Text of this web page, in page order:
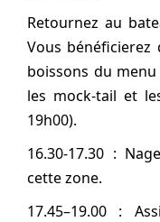
Retournez au
Vous bénéficierez
boissons du
les mock-tail et
19h00).
16.30-17.30 :
cette zone.
17.45–19.00 :